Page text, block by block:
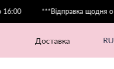
***Відправка щодня о 16:00
доставка RU